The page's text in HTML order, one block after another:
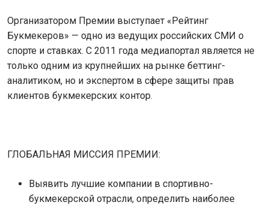
Организатором Премии выступает «Рейтинг
Букмекеров» — одно из ведущих российских СМИ о
спорте и ставках. С 2011 года медиапортал является не
только одним из крупнейших на рынке беттинг-
аналитиком, но и экспертом в сфере защиты прав
клиентов букмекерских контор.
ГЛОБАЛЬНАЯ МИССИЯ ПРЕМИИ:
Выявить лучшие компании в спортивно-
букмекерской отрасли, определить наиболее